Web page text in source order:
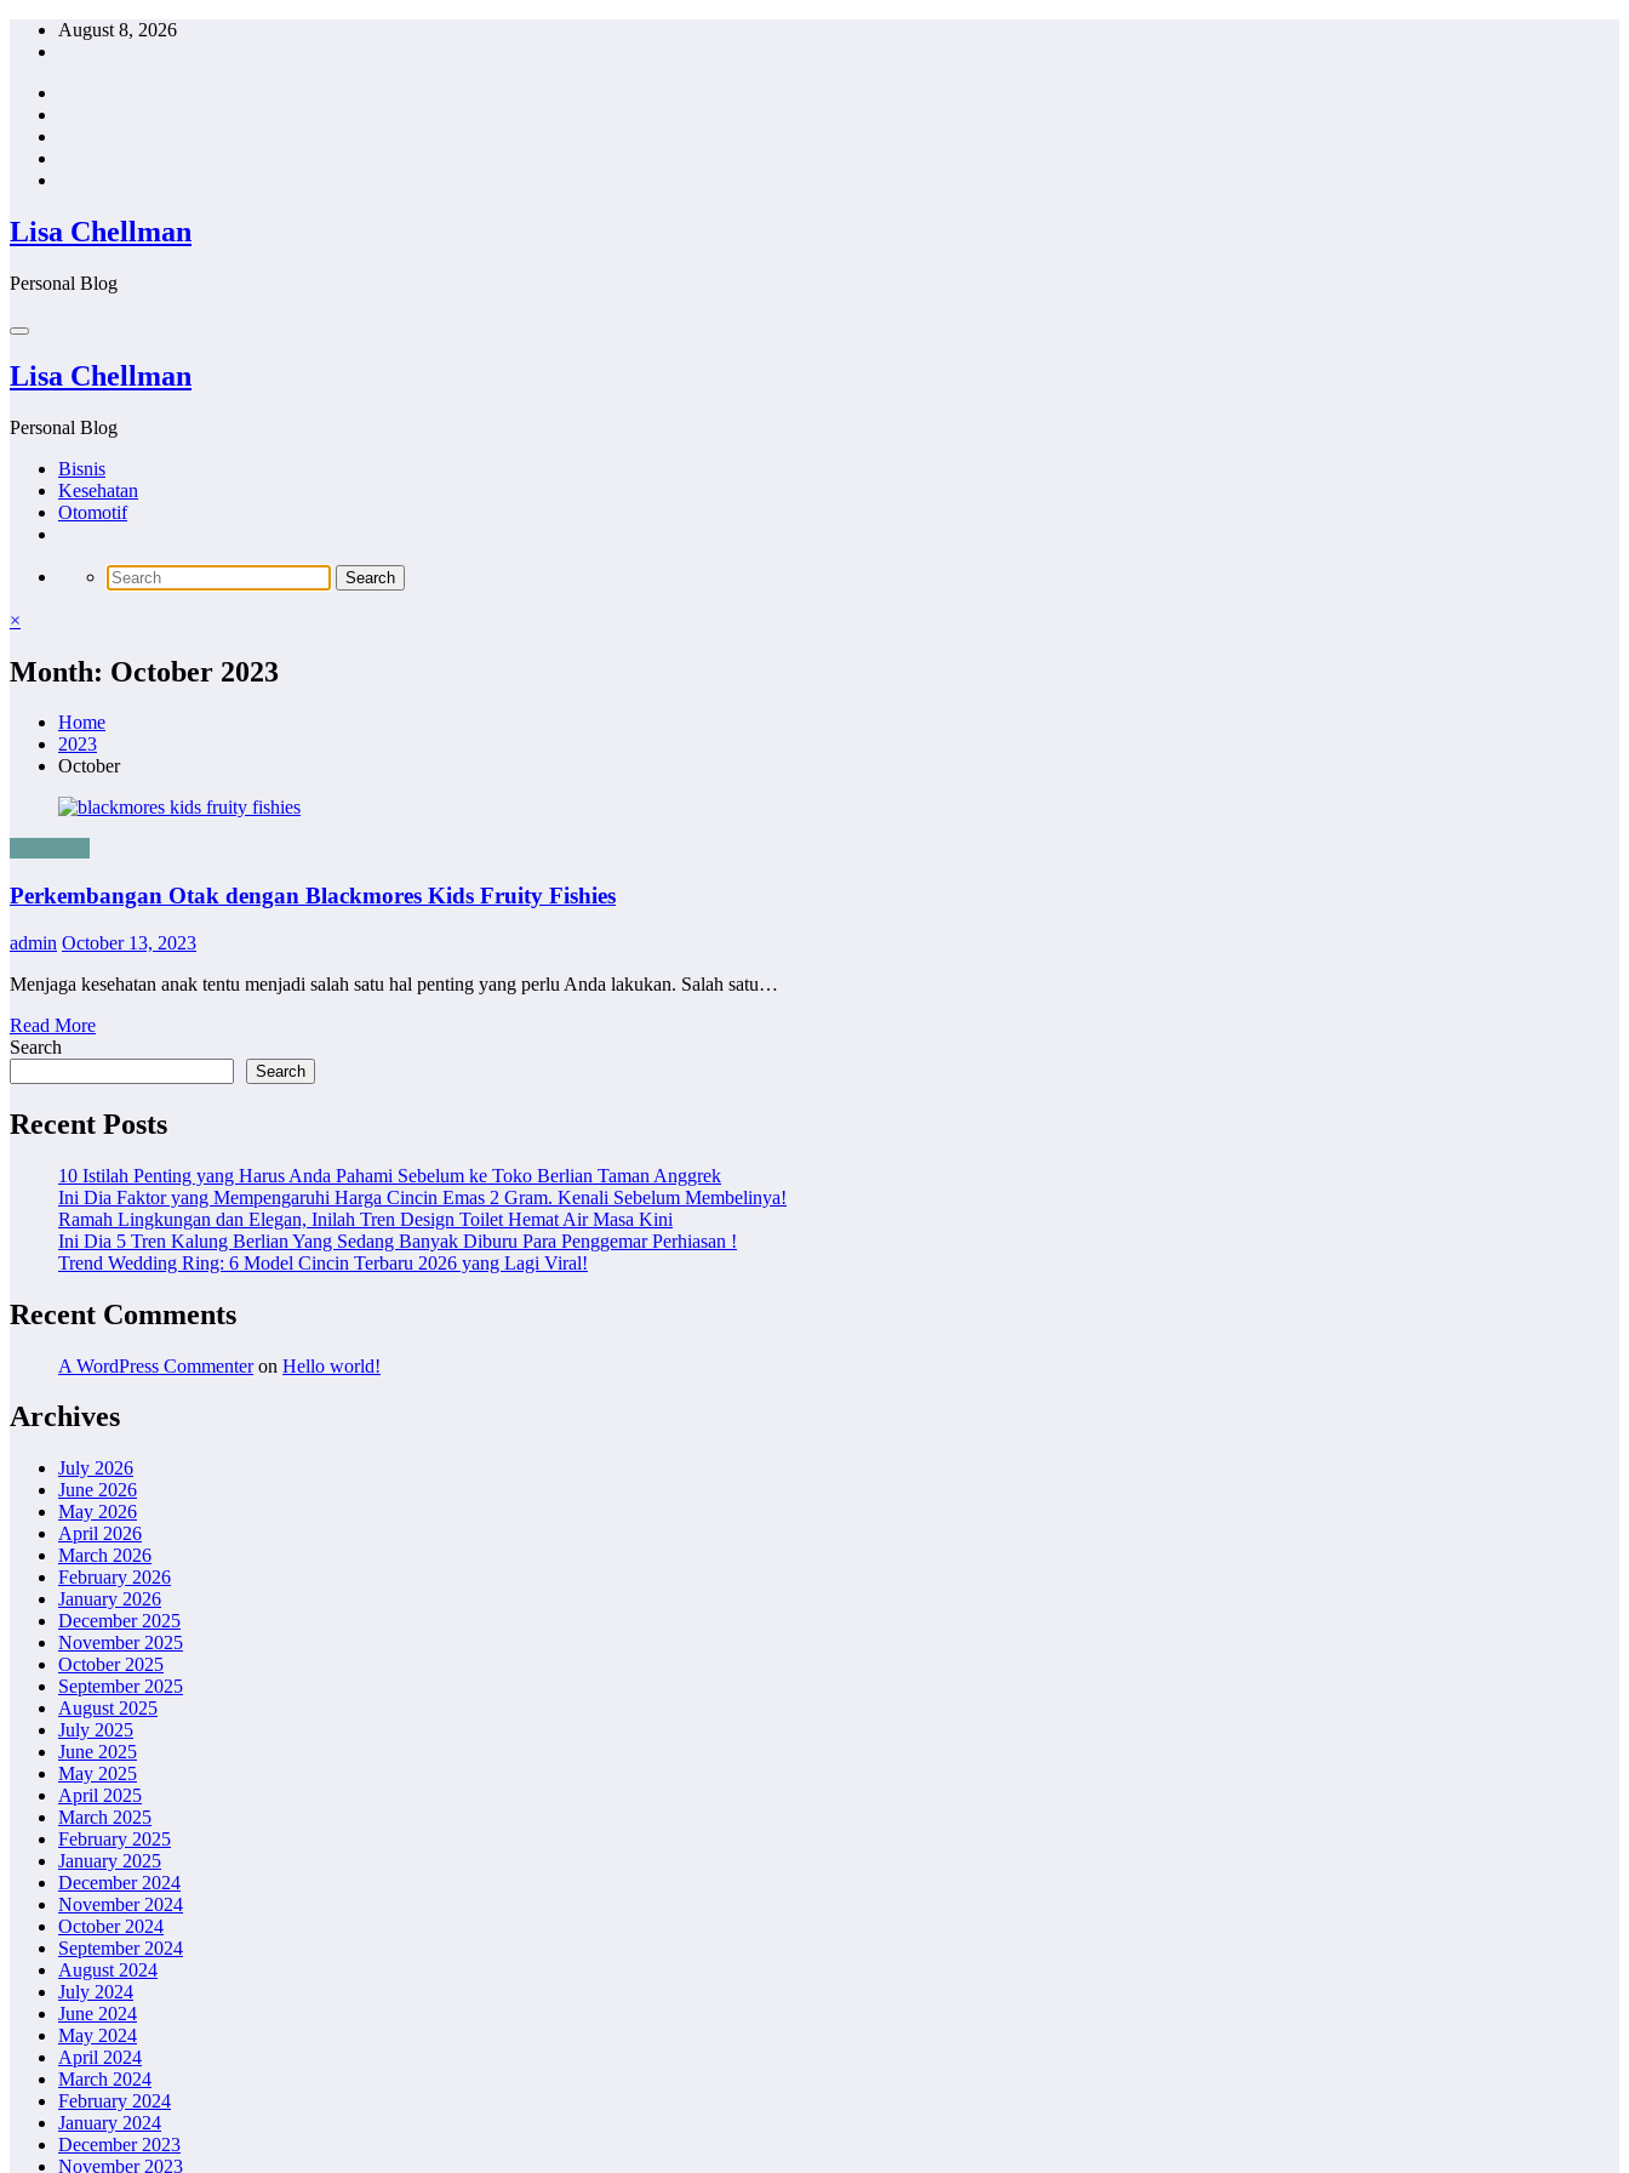
Skip
August 8, 2026
Lisa Chellman
Personal Blog
Lisa Chellman
Personal Blog
Bisnis
Kesehatan
Otomotif
×
Month: October 2023
Home
2023
October
Perkembangan Otak dengan Blackmores Kids Fruity Fishies
admin October 13, 2023
Menjaga kesehatan anak tentu menjadi salah satu hal penting yang perlu Anda lakukan. Salah satu…
Read More
Search
Search
Recent Posts
10 Istilah Penting yang Harus Anda Pahami Sebelum ke Toko Berlian Taman Anggrek
Ini Dia Faktor yang Mempengaruhi Harga Cincin Emas 2 Gram. Kenali Sebelum Membelinya!
Ramah Lingkungan dan Elegan, Inilah Tren Design Toilet Hemat Air Masa Kini
Ini Dia 5 Tren Kalung Berlian Yang Sedang Banyak Diburu Para Penggemar Perhiasan !
Trend Wedding Ring: 6 Model Cincin Terbaru 2026 yang Lagi Viral!
Recent Comments
A WordPress Commenteron Hello world!
Archives
July 2026
June 2026
May 2026
April 2026
March 2026
February 2026
January 2026
December 2025
November 2025
October 2025
September 2025
August 2025
July 2025
June 2025
May 2025
April 2025
March 2025
February 2025
January 2025
December 2024
November 2024
October 2024
September 2024
August 2024
July 2024
June 2024
May 2024
April 2024
March 2024
February 2024
January 2024
December 2023
November 2023